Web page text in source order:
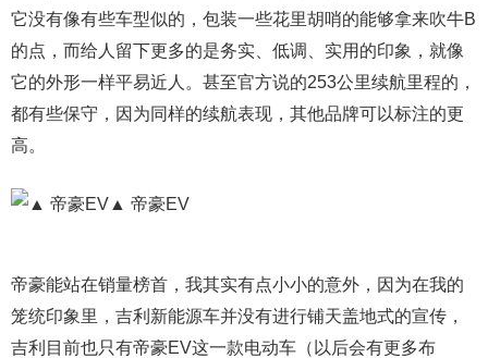
它没有像有些车型似的，包装一些花里胡哨的能够拿来吹牛B
的点，而给人留下更多的是务实、低调、实用的印象，就像
它的外形一样平易近人。甚至官方说的253公里续航里程的，
都有些保守，因为同样的续航表现，其他品牌可以标注的更
高。
▲ 帝豪EV
帝豪能站在销量榜首，我其实有点小小的意外，因为在我的
笼统印象里，吉利新能源车并没有进行铺天盖地式的宣传，
吉利目前也只有帝豪EV这一款电动车（以后会有更多布